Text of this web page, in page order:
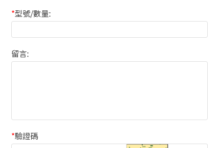
*型號/數量:
留言:
*驗證碼